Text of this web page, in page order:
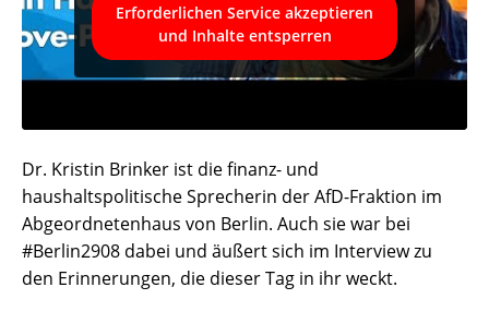
Erforderlichen Service akzeptieren
und Inhalte entsperren
Dr. Kristin Brinker ist die finanz- und
haushaltspolitische Sprecherin der AfD-Fraktion im
Abgeordnetenhaus von Berlin. Auch sie war bei
#Berlin2908 dabei und äußert sich im Interview zu
den Erinnerungen, die dieser Tag in ihr weckt.